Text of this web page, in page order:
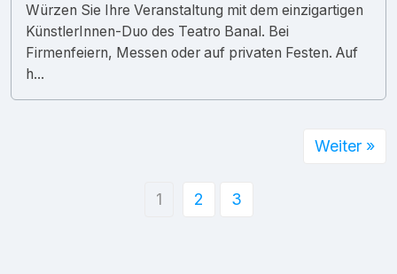
Würzen Sie Ihre Veranstaltung mit dem einzigartigen
KünstlerInnen-Duo des Teatro Banal. Bei
Firmenfeiern, Messen oder auf privaten Festen. Auf
h...
1 2 3
Weiter »